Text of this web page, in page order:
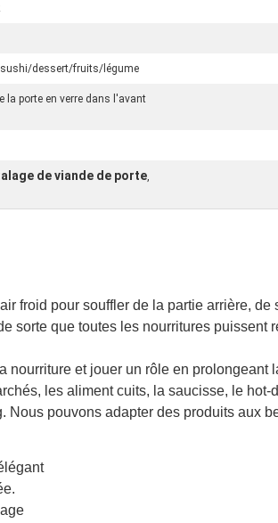
dessert/fruits/légume
la porte en verre dans l'avant
de viande de porte,
froid pour souffler de la partie arrière, de
sorte que toutes les nourritures puissent
nourriture et jouer un rôle en prolongeant
les aliment cuits, la saucisse, le hot-
pouvons adapter des produits aux